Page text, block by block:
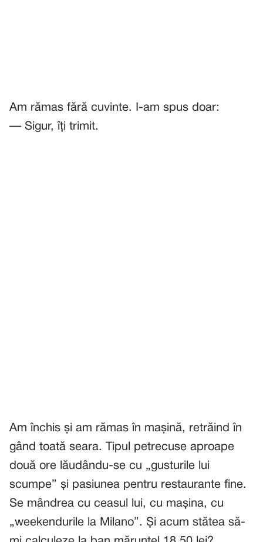
Am rămas fără cuvinte. I-am spus doar:
— Sigur, îți trimit.
Am închis și am rămas în mașină, retrăind în
gând toată seara. Tipul petrecuse aproape
două ore lăudându-se cu „gusturile lui
scumpe” și pasiunea pentru restaurante fine.
Se mândrea cu ceasul lui, cu mașina, cu
„weekendurile la Milano”. Și acum stătea să-